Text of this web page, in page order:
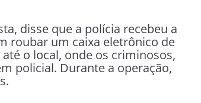
disse que a polícia recebeu a
roubar um caixa eletrônico de
o local, onde os criminosos,
policial. Durante a operação,